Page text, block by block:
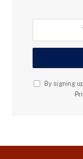
By signing